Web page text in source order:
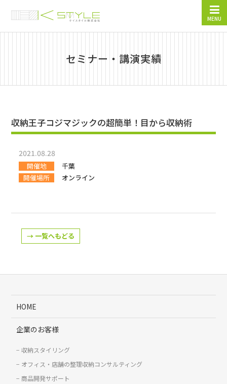
MENU
セミナー・講演実績
収納王子コジマジックの超簡単！目から収納術
2021.08.28
開催地
千葉
開催場所
オンライン
→ 一覧へもどる
HOME
企業のお客様
収納スタイリング
オフィス・店舗の整理収納コンサルティング
商品開発サポート